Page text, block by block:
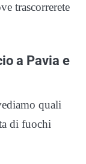
trascorrerete
a Pavia e
quali
di fuochi